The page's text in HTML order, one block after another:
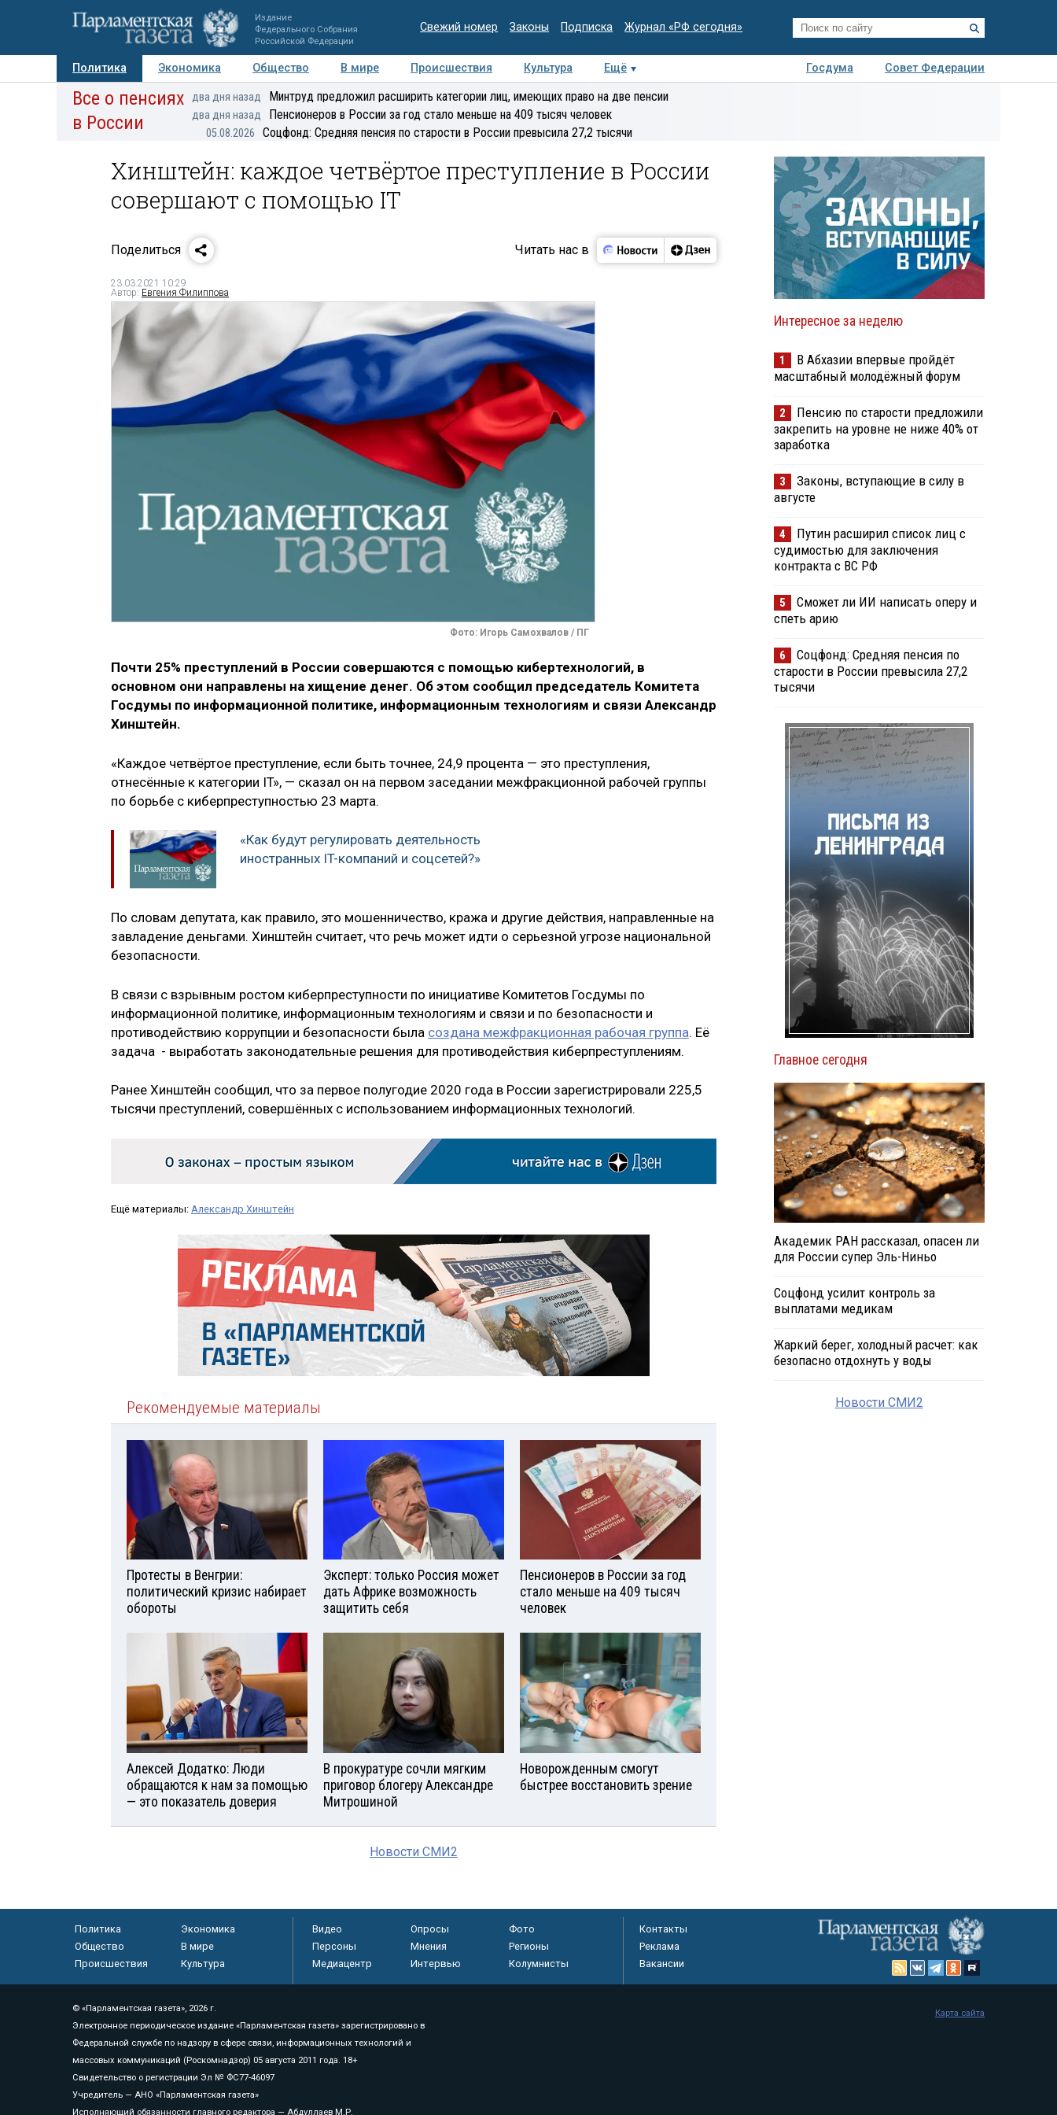
Издание
Федерального Собрания
Российской Федерации
Свежий номер Законы Подписка Журнал «РФ сегодня»
Политика Экономика Общество В мире Происшествия Культура Ещё Госдума
Совет Федерации
Авторы Персоны Мнения Регионы Медиацентр Интервью Колумнисты
Деловая
Все о пенсиях
в России
два дня назад Минтруд предложил расширить категории лиц, имеющих право на две пенсии
два дня назад Пенсионеров в России за год стало меньше на 409 тысяч человек
05.08.2026 Соцфонд: Средняя пенсия по старости в России превысила 27,2 тысячи
Хинштейн: каждое четвёртое преступление в России
совершают с помощью IT
Поделиться Читать нас в
23.03.2021 10:29
Автор: Евгения Филиппова
Фото: Игорь Самохвалов / ПГ
Почти 25% преступлений в России совершаются с помощью кибертехнологий, в
основном они направлены на хищение денег. Об этом сообщил председатель Комитета
Госдумы по информационной политике, информационным технологиям и связи Александр
Хинштейн.
«Каждое четвёртое преступление, если быть точнее, 24,9 процента — это преступления,
отнесённые к категории IT», — сказал он на первом заседании межфракционной рабочей группы
по борьбе с киберпреступностью 23 марта.
«Как будут регулировать деятельность
иностранных IT-компаний и соцсетей?»
По словам депутата, как правило, это мошенничество, кража и другие действия, направленные на
завладение деньгами. Хинштейн считает, что речь может идти о серьезной угрозе национальной
безопасности.
В связи с взрывным ростом киберпреступности по инициативе Комитетов Госдумы по
информационной политике, информационным технологиям и связи и по безопасности и
противодействию коррупции и безопасности была создана межфракционная рабочая группа. Её
задача - выработать законодательные решения для противодействия киберпреступлениям.
Ранее Хинштейн сообщил, что за первое полугодие 2020 года в России зарегистрировали 225,5
тысячи преступлений, совершённых с использованием информационных технологий.
Ещё материалы: Александр Хинштейн
Рекомендуемые материалы
Протесты в Венгрии:
политический кризис набирает
обороты
Эксперт: только Россия может
дать Африке возможность
защитить себя
Пенсионеров в России за год
стало меньше на 409 тысяч
человек
Алексей Додатко: Люди
обращаются к нам за помощью
— это показатель доверия
В прокуратуре сочли мягким
приговор блогеру Александре
Митрошиной
Новорожденным смогут
быстрее восстановить зрение
Новости СМИ2
Интересное за неделю
1
В Абхазии впервые пройдёт
масштабный молодёжный форум
2
Пенсию по старости предложили
закрепить на уровне не ниже 40% от
заработка
3
Законы, вступающие в силу в
августе
4
Путин расширил список лиц с
судимостью для заключения
контракта с ВС РФ
5
Сможет ли ИИ написать оперу и
спеть арию
6
Соцфонд: Средняя пенсия по
старости в России превысила 27,2
тысячи
Главное сегодня
Академик РАН рассказал, опасен ли
для России супер Эль-Ниньо
Соцфонд усилит контроль за
выплатами медикам
Жаркий берег, холодный расчет: как
безопасно отдохнуть у воды
Новости СМИ2
Политика
Экономика
Общество
В мире
Происшествия
Культура
Видео Опросы
Фото
Персоны
Мнения
Регионы
Медиацентр
Интервью Колумнисты
Контакты
Реклама
Вакансии
© «Парламентская газета», 2026 г.
Электронное периодическое издание «Парламентская газета» зарегистрировано в
Федеральной службе по надзору в сфере связи, информационных технологий и
массовых коммуникаций (Роскомнадзор) 05 августа 2011 года. 18+
Свидетельство о регистрации Эл № ФС77-46097
Учредитель — АНО «Парламентская газета»
Исполняющий обязанности главного редактора — Абдуллаев М.Р.
Карта сайта